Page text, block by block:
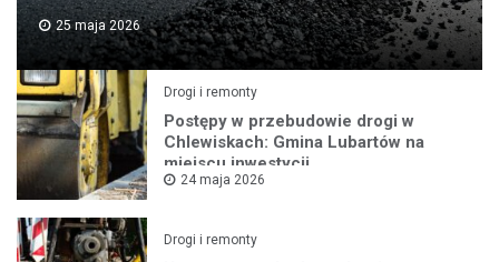
25 maja 2026
Drogi i remonty
Postępy w przebudowie drogi w
Chlewiskach: Gmina Lubartów na
miejscu inwestycji
24 maja 2026
Drogi i remonty